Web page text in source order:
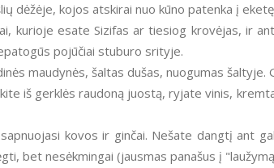
dėžėje, kojos atskirai nuo kūno patenka į
kurioje esate Sizifas ar tiesiog krovėjas, ir
pojūčiai stuburo srityje.
maudynės, šaltas dušas, nuogumas
iš gerklės raudoną juostą, ryjate vinis,
sapnuojasi kovos ir ginčai. Nešate dangtį ant
bet nesėkmingai (jausmas panašus į